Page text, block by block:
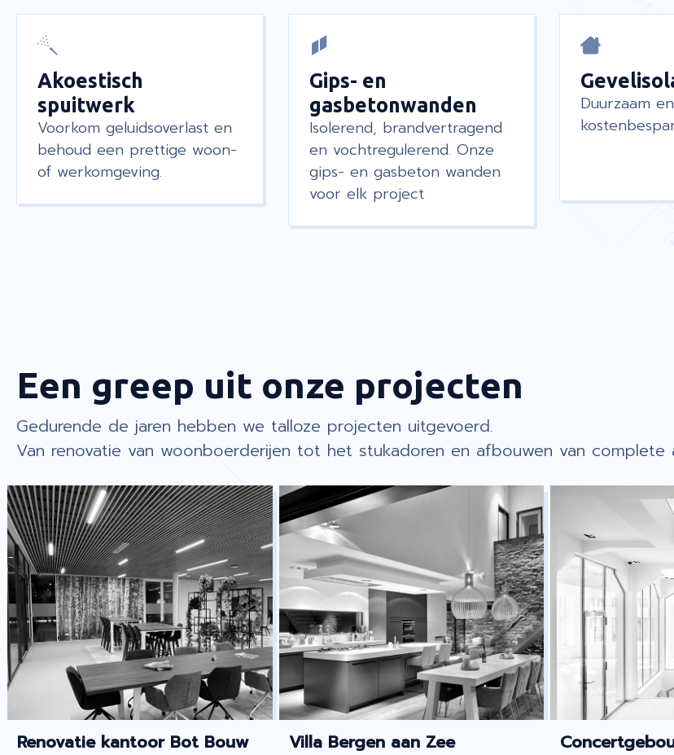
Akoestisch
spuitwerk
Voorkom geluidsoverlast en
behoud een prettige woon-
of werkomgeving.
Gips- en
gasbetonwanden
Isolerend, brandvertragend
en vochtregulerend. Onze
gips- en gasbeton wanden
voor elk project
Duurzaam en
Een greep uit onze projecten
Gedurende de jaren hebben we talloze projecten uitgevoerd.
Van renovatie van woonboerderijen tot het stukadoren en afbouwen van complete
Renovatie kantoor Bot Bouw Villa Bergen aan Zee